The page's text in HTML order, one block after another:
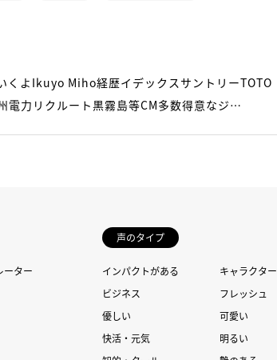
くよIkuyo Miho経歴イデックスサントリーTOTO
電力リクルート黒霧島等CM多数得意なジ…
ーター
声のタイプ
インパクトがある キャラクター
ビジネス
フレッシュ
優しい
可愛い
快活・元気
明るい